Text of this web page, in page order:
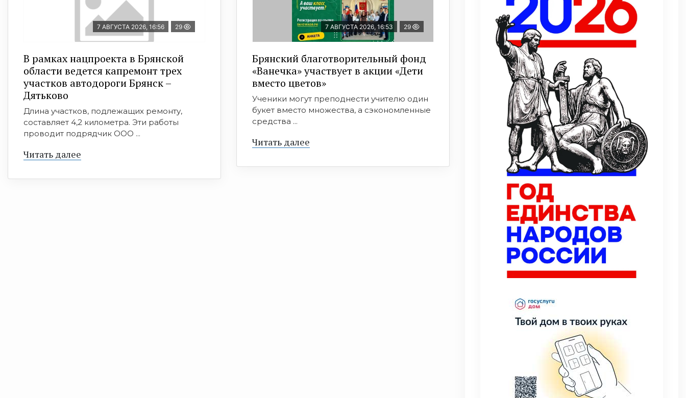
7 АВГУСТА 2026, 16:56 29
В рамках нацпроекта в Брянской
области ведется капремонт трех
участков автодороги Брянск –
Дятьково
Длина участков, подлежащих ремонту,
составляет 4,2 километра. Эти работы
проводит подрядчик ООО ...
Читать далее
7 АВГУСТА 2026, 16:53 29
Брянский благотворительный фонд
«Ванечка» участвует в акции «Дети
вместо цветов»
Ученики могут преподнести учителю один
букет вместо множества, а сэкономленные
средства ...
Читать далее